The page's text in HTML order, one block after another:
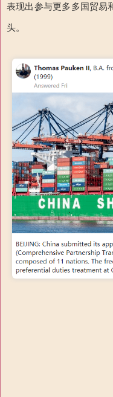
表现出参与更多多国贸易
头。